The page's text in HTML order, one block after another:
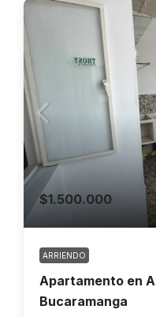
$1.500.000
ARRIENDO
Apartamento en
Bucaramanga